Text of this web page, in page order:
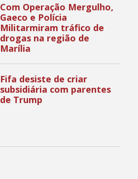
Com Operação Mergulho,
Gaeco e Polícia
Militarmiram tráfico de
drogas na região de
Marília
Fifa desiste de criar
subsidiária com parentes
de Trump